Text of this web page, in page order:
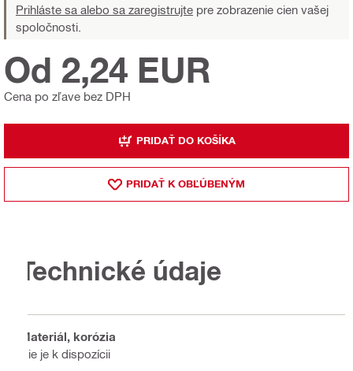
Prihláste sa alebo sa zaregistrujte pre zobrazenie cien vašej
spoločnosti.
Cena po zľave bez DPH
Od 2,24 EUR
PRIDAŤ DO KOŠÍKA
PRIDAŤ K OBĽÚBENÝM
Technické údaje
Materiál, korózia
Nie je k dispozícii